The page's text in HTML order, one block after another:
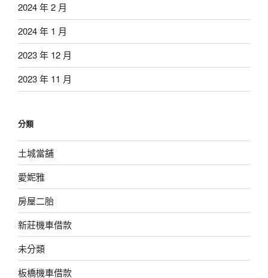
2024 年 2 月
2024 年 1 月
2023 年 12 月
2023 年 11 月
分類
土城當舖
愛妮雅
房屋二胎
新莊機車借款
未分類
板橋機車借款